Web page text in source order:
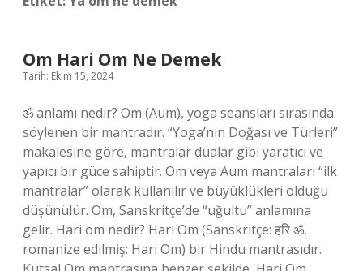
Om Hari Om Ne Demek
Tarih: Ekim 15, 2024
ॐ anlamı nedir? Om (Aum), yoga seansları sırasında
söylenen bir mantradır. “Yoga’nın Doğası ve Türleri”
makalesine göre, mantralar dualar gibi yaratıcı ve
yapıcı bir güce sahiptir. Om veya Aum mantraları “ilk
mantralar” olarak kullanılır ve büyüklükleri olduğu
düşünülür. Om, Sanskritçe’de “uğultu” anlamına
gelir. Hari om nedir? Hari Om (Sanskritçe: हरि ॐ,
romanize edilmiş: Hari Om) bir Hindu mantrasıdır.